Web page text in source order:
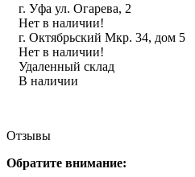
г. Уфа ул. Огарева, 2
Нет в наличии!
г. Октябрьский Мкр. 34, дом 5
Нет в наличии!
Удаленный склад
В наличии
Отзывы
Обратите внимание: